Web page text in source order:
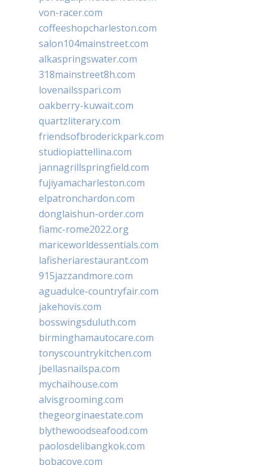
von-racer.com
coffeeshopcharleston.com
salon104mainstreet.com
alkaspringswater.com
318mainstreet8h.com
lovenailsspari.com
oakberry-kuwait.com
quartzliterary.com
friendsofbroderickpark.com
studiopiattellina.com
jannagrillspringfield.com
fujiyamacharleston.com
elpatronchardon.com
donglaishun-order.com
fiamc-rome2022.org
mariceworldessentials.com
lafisheriarestaurant.com
915jazzandmore.com
aguadulce-countryfair.com
jakehovis.com
bosswingsduluth.com
birminghamautocare.com
tonyscountrykitchen.com
jbellasnailspa.com
mychaihouse.com
alvisgrooming.com
thegeorginaestate.com
blythewoodseafood.com
paolosdelibangkok.com
bobacove.com